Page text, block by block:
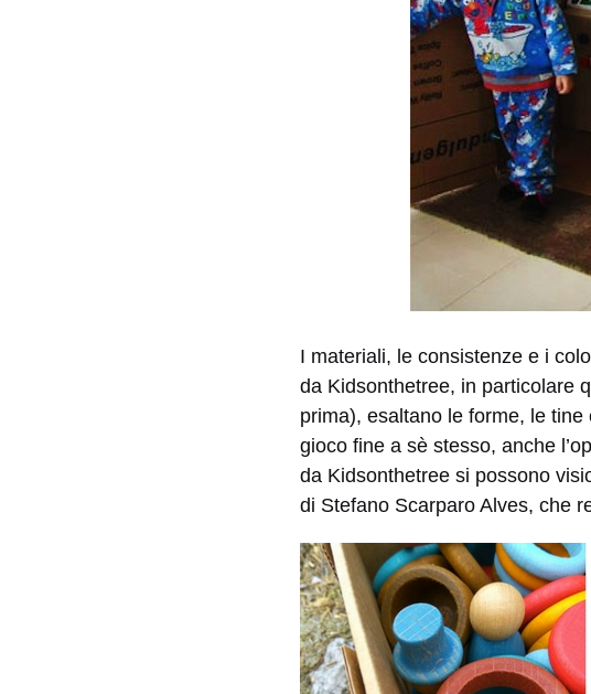
I materiali, le consistenze e i
da Kidsonthetree, in particolare
prima), esaltano le forme, le
gioco fine a sè stesso, anche
da Kidsonthetree si possono
di Stefano Scarparo Alves, che